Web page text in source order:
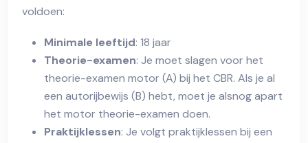
voldoen:
Minimale leeftijd: 18 jaar
Theorie-examen: Je moet slagen voor het
theorie-examen motor (A) bij het CBR. Als je al
een autorijbewijs (B) hebt, moet je alsnog apart
het motor theorie-examen doen.
Praktijklessen: Je volgt praktijklessen bij een